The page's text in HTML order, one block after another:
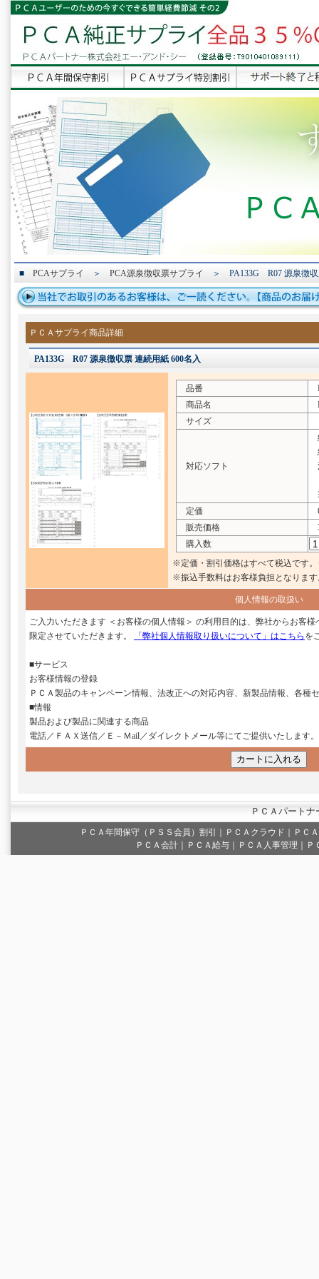
■ PCAサプライ ＞ PCA源泉徴収票サプライ ＞ PA133G R07 源泉徴収
ＰＣＡサプライ商品詳細
PA133G R07 源泉徴収票 連続用紙 600名入
品番
商品名
サイズ
対応ソフト
定価
販売価格
購入数
※定価・割引価格はすべて税込です
※振込手数料はお客様負担となります
個人情報の取扱い
ご入力いただきます ＜お客様の個人情報＞ の利用目的は、弊社からお客
限定させていただきます。
「弊社個人情報取り扱いについて」はこちら を
■サービス
お客様情報の登録
ＰＣＡ製品のキャンペーン情報、法改正への対応内容、新製品情報、各種
■情報
製品および製品に関連する商品
電話／ＦＡＸ送信／Ｅ－Ｍail／ダイレクトメール等にてご提供いたします。
ＰＣＡパート
ＰＣＡ年間保守（ＰＳＳ会員）割引 ＰＣＡクラウド
ＰＣ
ＰＣＡ会計｜ＰＣＡ給与｜ＰＣＡ人事管理｜